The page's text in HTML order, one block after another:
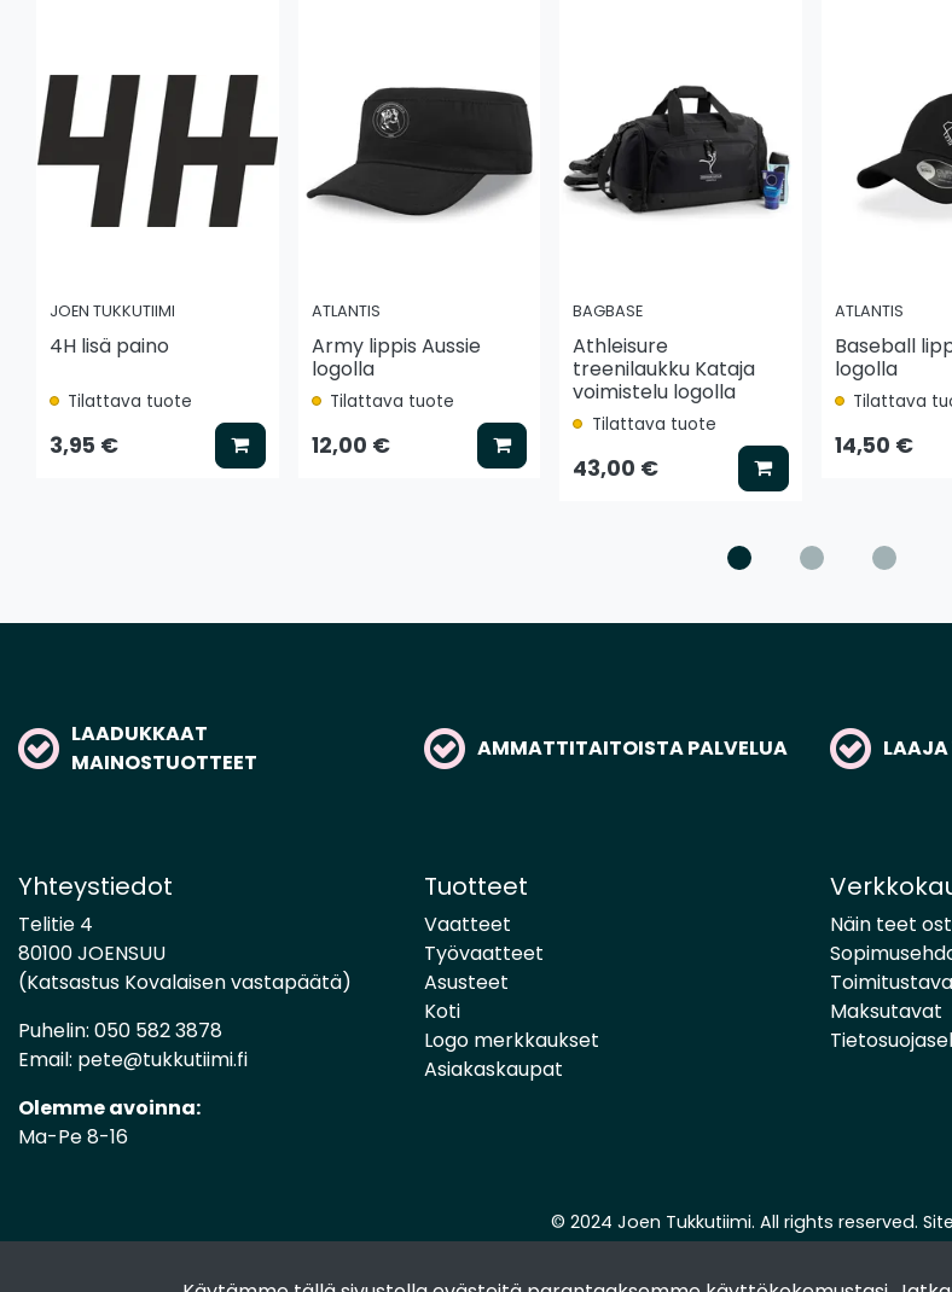
JOEN TUKKUTIIMI
4H lisä paino
Tilattava tuote
3,95 € Lisää koriin
ATLANTIS
Army lippis Aussie
logolla
Tilattava tuote
12,00 € Lisää koriin
BAGBASE
Athleisure
treenilaukku Kataja
voimistelu logolla
Tilattava tuote
43,00 € Lisää koriin
ATLANTIS
Baseball
logolla
Tilattava
14,50 €
LAADUKKAAT
MAINOSTUOTTEET
AMMATTITAITOISTA PALVELUA
Yhteystiedot
Telitie 4
80100 JOENSUU
(Katsastus Kovalaisen vastapäätä)
Puhelin: 050 582 3878
Email: pete@tukkutiimi.fi
Olemme avoinna:
Ma-Pe 8-16
Tuotteet
Vaatteet
Työvaatteet
Asusteet
Koti
Logo merkkaukset
Asiakaskaupat
Näin teet
Maksutavat
© 2024 Joen Tukkutiimi. All rights reserved.